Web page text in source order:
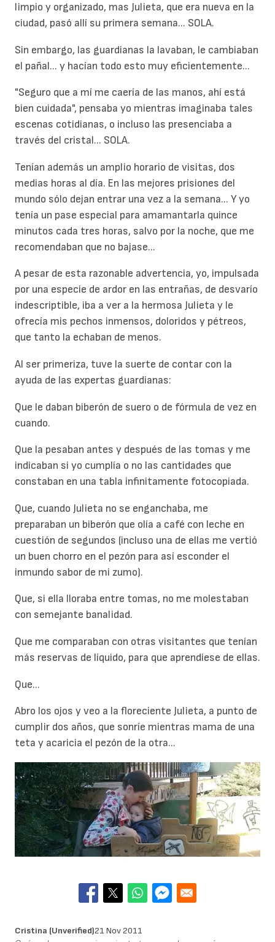
limpio y organizado, mas Julieta, que era nueva en la
ciudad, pasó allí su primera semana... SOLA.
Sin embargo, las guardianas la lavaban, le cambiaban
el pañal... y hacían todo esto muy eficientemente...
"Seguro que a mí me caería de las manos, ahí está
bien cuidada", pensaba yo mientras imaginaba tales
escenas cotidianas, o incluso las presenciaba a
través del cristal... SOLA.
Tenían además un amplio horario de visitas, dos
medias horas al día. En las mejores prisiones del
mundo sólo dejan entrar una vez a la semana... Y yo
tenía un pase especial para amamantarla quince
minutos cada tres horas, salvo por la noche, que me
recomendaban que no bajase...
A pesar de esta razonable advertencia, yo, impulsada
por una especie de ardor en las entrañas, de desvarío
indescriptible, iba a ver a la hermosa Julieta y le
ofrecía mis pechos inmensos, doloridos y pétreos,
que tanto la echaban de menos.
Al ser primeriza, tuve la suerte de contar con la
ayuda de las expertas guardianas:
Que le daban biberón de suero o de fórmula de vez en
cuando.
Que la pesaban antes y después de las tomas y me
indicaban si yo cumplía o no las cantidades que
constaban en una tabla infinitamente fotocopiada.
Que, cuando Julieta no se enganchaba, me
preparaban un biberón que olía a café con leche en
cuestión de segundos (incluso una de ellas me vertió
un buen chorro en el pezón para así esconder el
inmundo sabor de mi zumo).
Que, si ella lloraba entre tomas, no me molestaban
con semejante banalidad.
Que me comparaban con otras visitantes que tenían
más reservas de líquido, para que aprendiese de ellas.
Que...
Abro los ojos y veo a la floreciente Julieta, a punto de
cumplir dos años, que sonríe mientras mama de una
teta y acaricia el pezón de la otra...
Cristina (unverified)21 Nov 2011